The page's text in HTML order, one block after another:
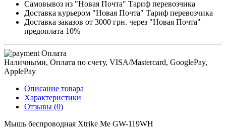
Самовывоз из "Новая Почта" Тариф перевозчика
Доставка курьером "Новая Почта" Тариф перевозчика
Доставка заказов от 3000 грн. через "Новая Почта"
предоплата 10%
Оплата
Наличными, Оплата по счету, VISA/Mastercard, GooglePay,
ApplePay
Описание товара
Характеристики
Отзывы (0)
Мышь беспроводная Xtrike Me GW-119WH